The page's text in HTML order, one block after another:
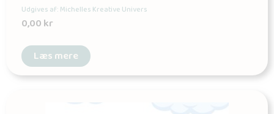
Udgives af: Michelles Kreative Univers
0,00kr
Læs mere